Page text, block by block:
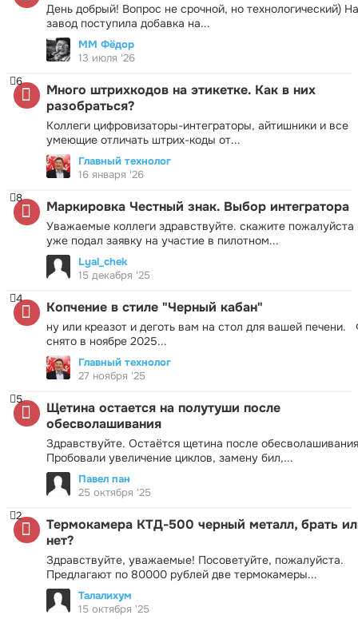
День добрый! Вопрос не срочной, но технологический) На
завод поступила добавка на...
ММ Фёдор
13 июля '26
Много штрихкодов на этикетке. Как в них
разобраться?
Коллеги цифровизаторы-интеграторы, айтишники и все
умеющие отличать штрих-коды от...
6
Главный технолог
16 января '26
Маркировка Честный знак. Выбор интегратора
Уважаемые коллеги здравствуйте. скажите пожалуйста
уже подал заявку на участие в пилотном...
8
Lyal_chek
15 декабря '25
Копчение в стиле "Черный кабан"
ну или креазот и деготь вам на стол для вашей печени.
снято в ноябре 2025...
4
Главный технолог
27 ноября '25
Щетина остается на полутуши после
обесволашивания
Здравствуйте. Остаётся щетина после
Пробовали увеличение циклов, замену бил,...
5
Павел пан
25 октября '25
Термокамера КТД-500 черный металл, брать
нет?
Здравствуйте, уважаемые! Посоветуйте, пожалуйста.
Предлагают по 80000 рублей две термокамеры...
2
Талалихум
15 октября '25